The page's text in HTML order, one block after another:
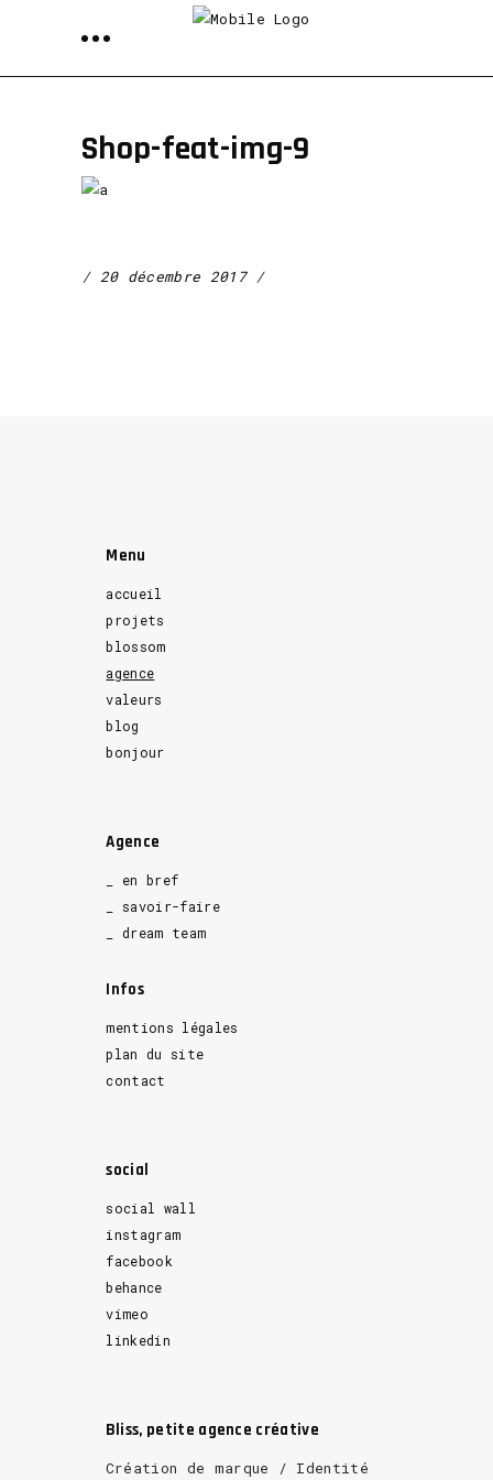
Shop-feat-img-9
20 décembre 2017
Menu
accueil
projets
blossom
agence
valeurs
blog
bonjour
Agence
_ en bref
_ savoir-faire
_ dream team
Infos
mentions légales
plan du site
contact
social
social wall
instagram
facebook
behance
vimeo
linkedin
Bliss, petite agence créative
Création de marque / Identité